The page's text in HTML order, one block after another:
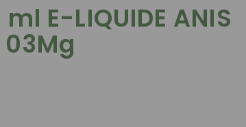
ml E-LIQUIDE ANIS
03Mg